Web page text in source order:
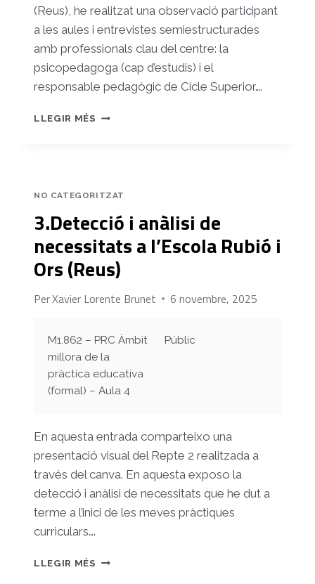
(Reus), he realitzat una observació participant
a les aules i entrevistes semiestructurades
amb professionals clau del centre: la
psicopedagoga (cap d’estudis) i el
responsable pedagògic de Cicle Superior….
LLEGIR MÉS 4.PRESENTACIÓ
NO CATEGORITZAT
3.Detecció i anàlisi de
necessitats a l’Escola Rubió i
Ors (Reus)
PerXavier Lorente Brunet 6 novembre, 2025
M1.862 – PRC Àmbit
millora de la
pràctica educativa
(formal) – Aula 4
Públic
En aquesta entrada comparteixo una
presentació visual del Repte 2 realitzada a
través del canva. En aquesta exposo la
detecció i anàlisi de necessitats que he dut a
terme a l’inici de les meves pràctiques
curriculars….
LLEGIR MÉS 3.DETECCIÓ